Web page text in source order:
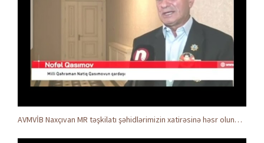
AVMVİB Naxçıvan MR təşkilatı şəhidlərimizin xatirəsinə həsr olunmuş tədbir keçirdi